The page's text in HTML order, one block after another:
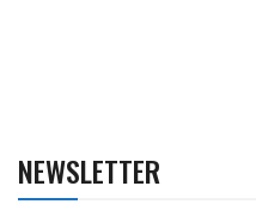
NEWSLETTER